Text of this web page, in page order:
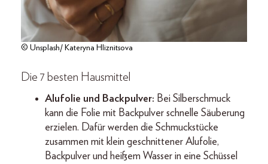
© Unsplash/ Kateryna Hliznitsova
Die 7 besten Hausmittel
Alufolie und Backpulver: Bei Silberschmuck
kann die Folie mit Backpulver schnelle Säuberung
erzielen. Dafür werden die Schmuckstücke
zusammen mit klein geschnittener Alufolie,
Backpulver und heißem Wasser in eine Schüssel